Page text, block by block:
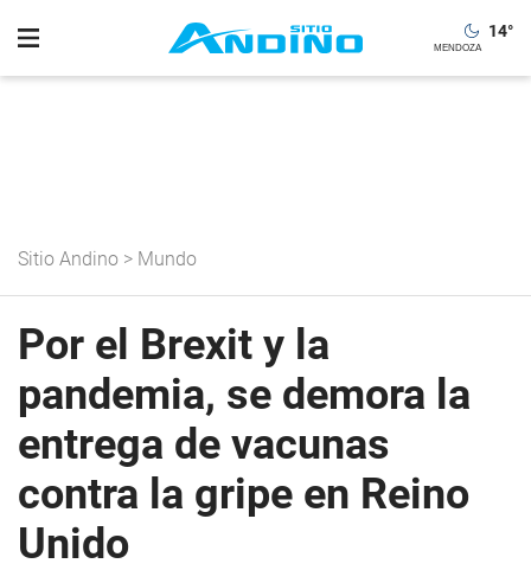
14°
Sitio Andino > Mundo
Por el Brexit y la
pandemia, se demora la
entrega de vacunas
contra la gripe en Reino
Unido